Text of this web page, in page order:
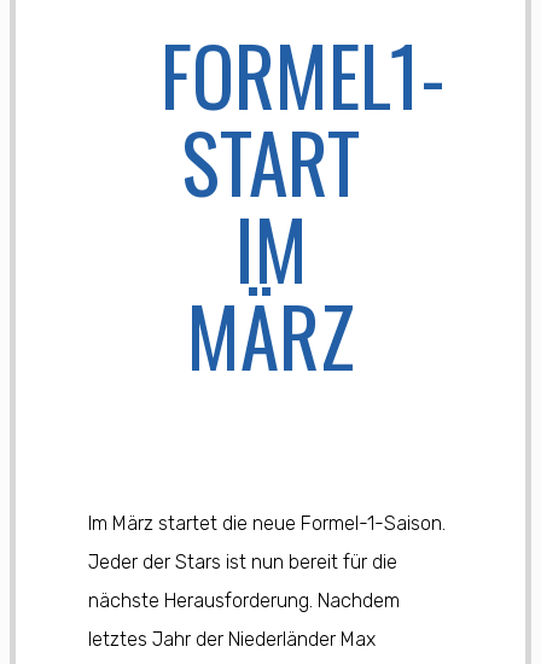
FORMEL1-
START
IM
MÄRZ
Im März startet die neue Formel-1-Saison.
Jeder der Stars ist nun bereit für die
nächste Herausforderung. Nachdem
letztes Jahr der Niederländer Max